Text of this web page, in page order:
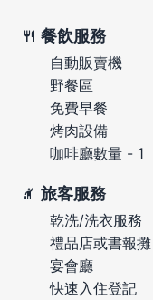
餐飲服務
自動販賣機
野餐區
免費早餐
烤肉設備
咖啡廳數量 - 1
旅客服務
乾洗/洗衣服務
禮品店或書報攤
宴會廳
快速入住登記